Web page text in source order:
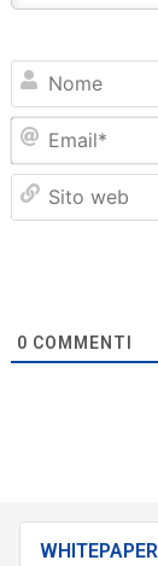
0 COMMENTI
WHITEPAPER